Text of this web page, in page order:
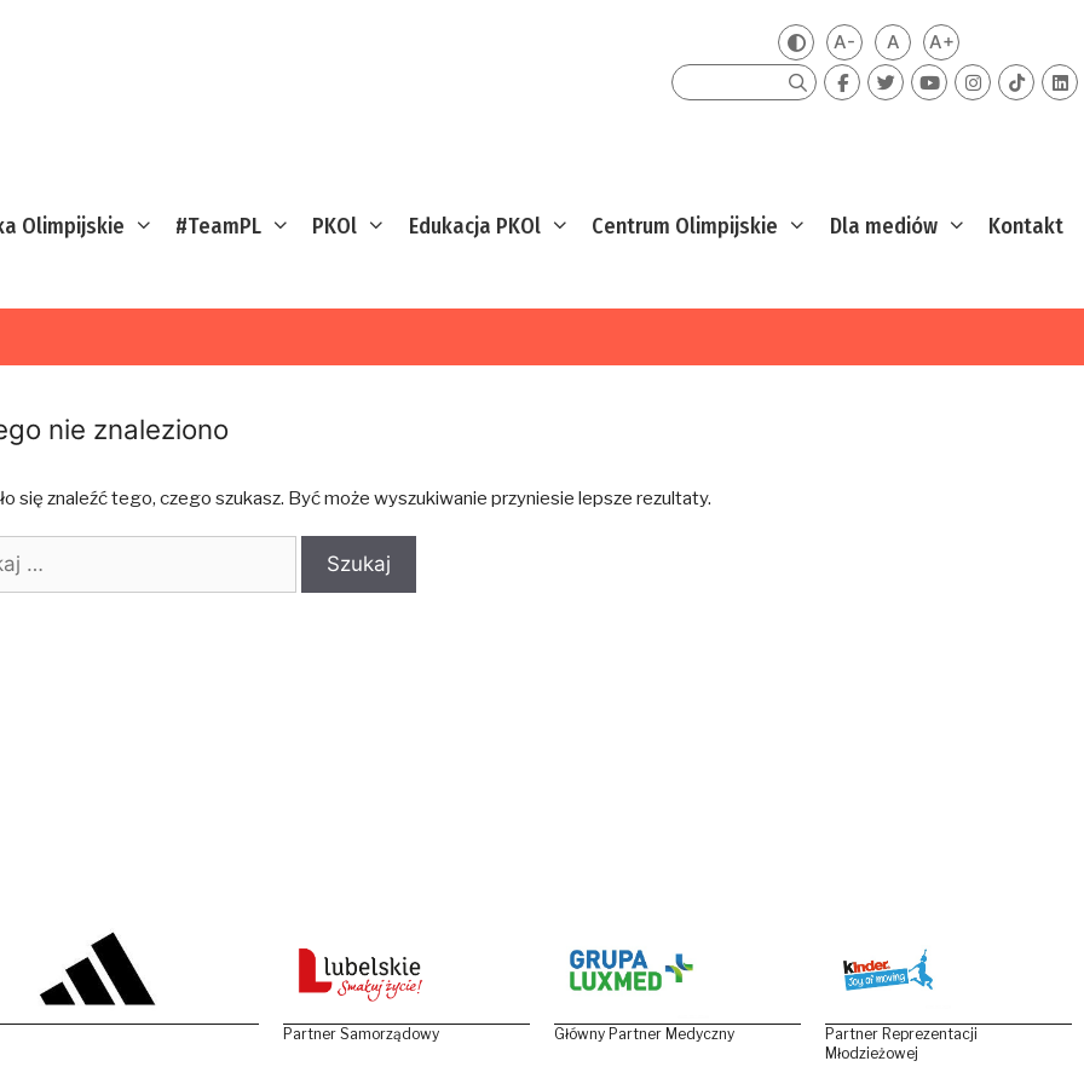
Zmień kontrast
A-Mniejsza czcionka
ADomyślna czcionka
A+Większa
Szukaj
Olimpijskie #TeamPL PKOl Edukacja PKOl Centrum Olimpijskie Dla mediów Kontakt
nie znaleziono
się znaleźć tego, czego szukasz. Być może wyszukiwanie przyniesie lepsze rezultaty.
Partner Samorządowy Główny Partner Medyczny
Partner Reprezentacji
Młodzieżowej